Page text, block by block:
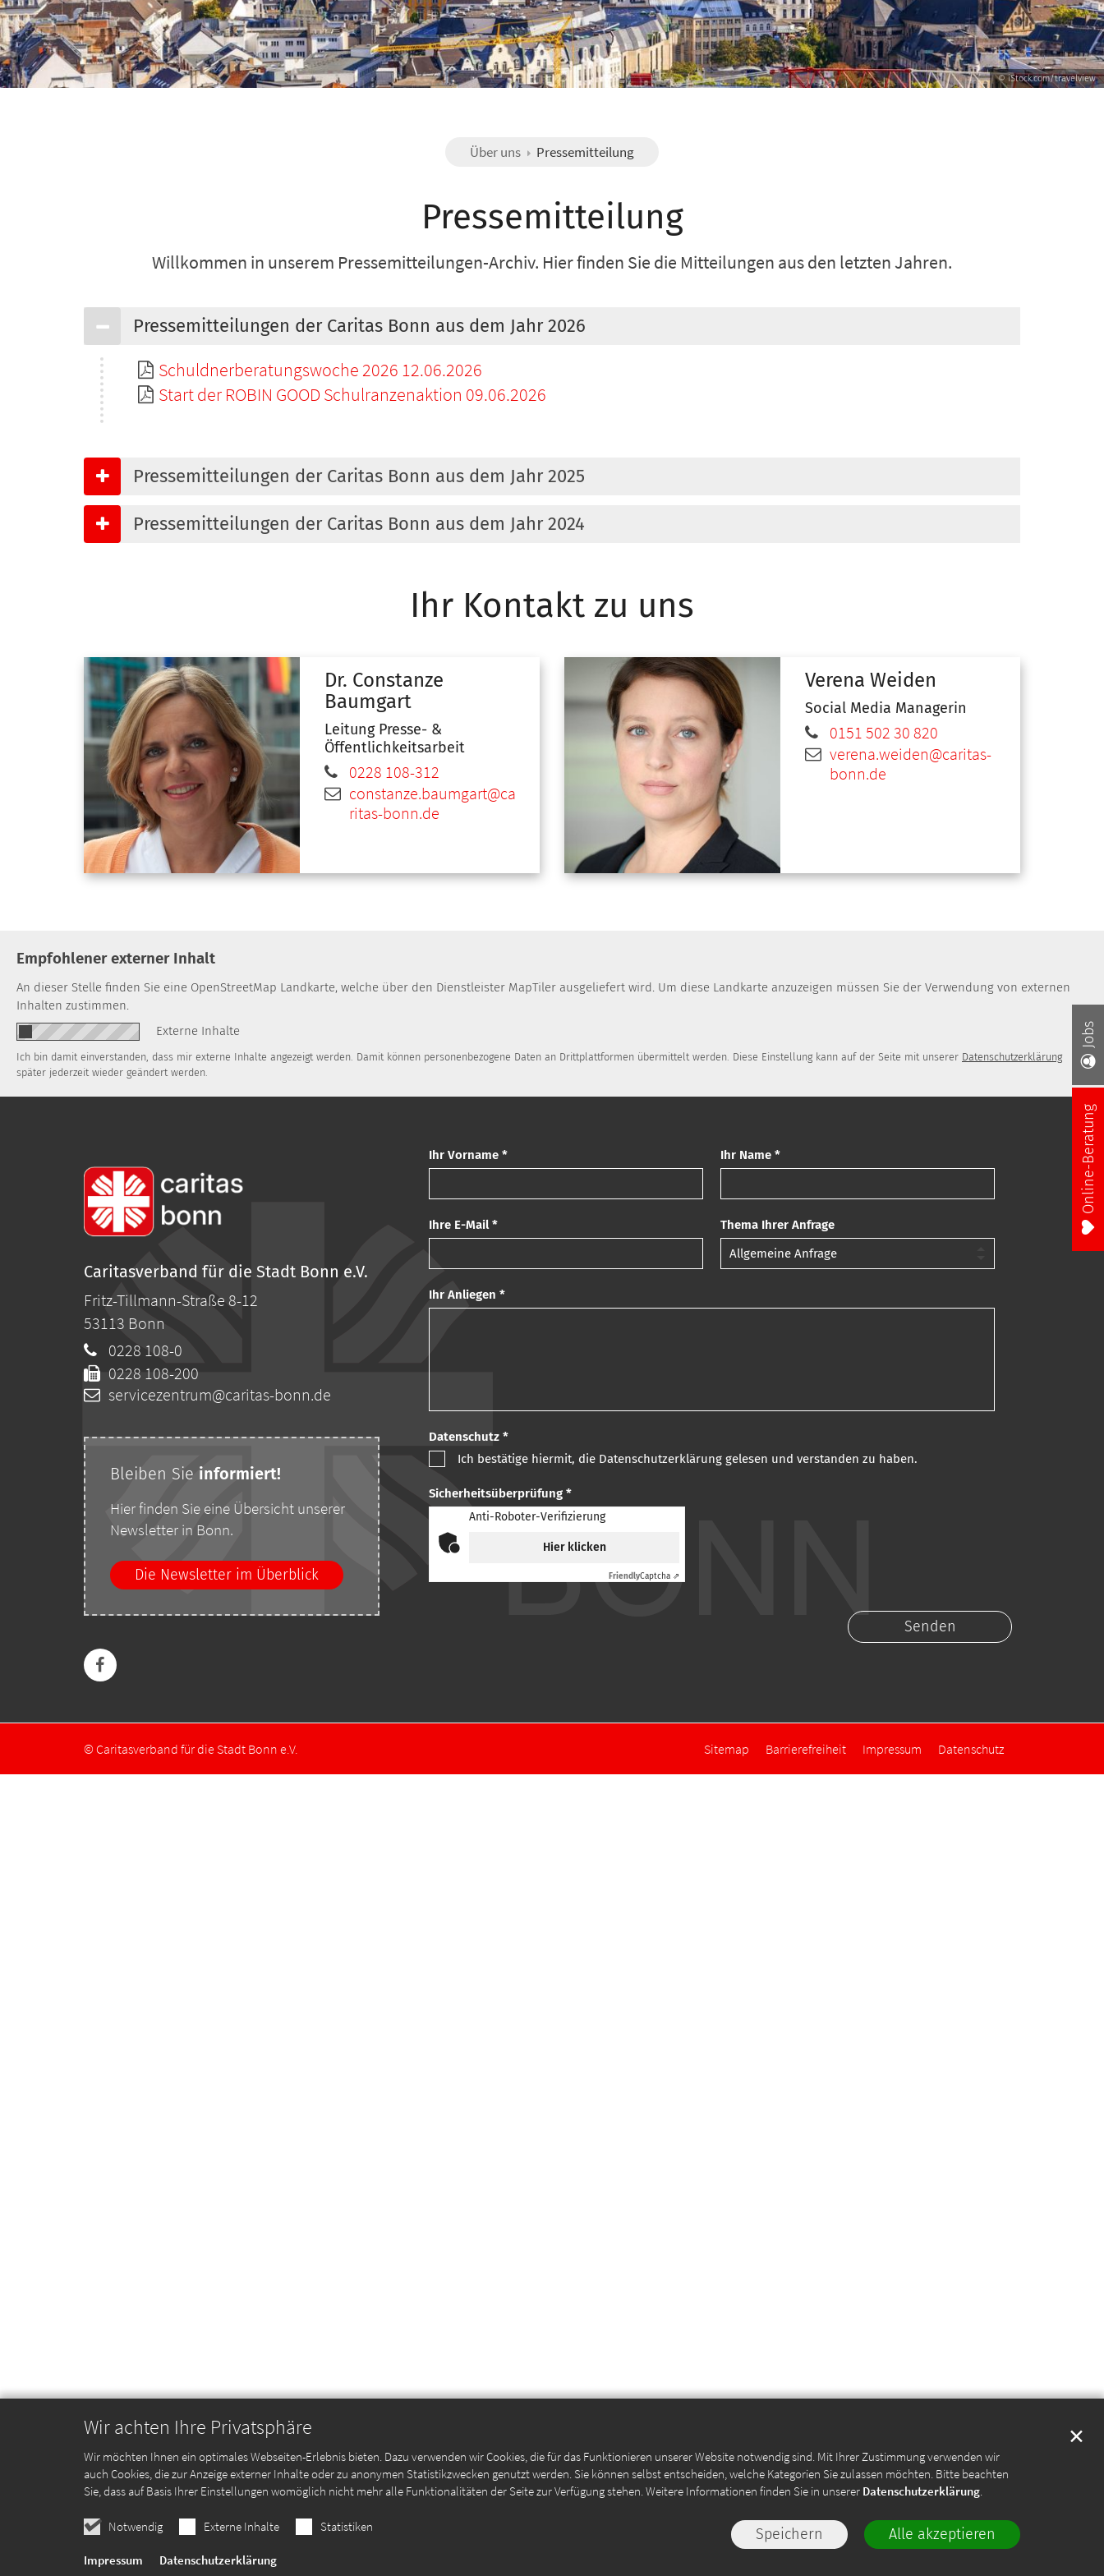
Wir achten Ihre Privatsphäre
Wir möchten Ihnen ein optimales Webseiten-Erlebnis bieten. Dazu verwenden wir Cookies, die für das Funktionieren unserer Website notwendig sind. Mit Ihrer Zustimmung verwenden wir
auch Cookies, die zur Anzeige externer Inhalte oder zu anonymen Statistikzwecken genutzt werden. Sie können selbst entscheiden, welche Kategorien Sie zulassen möchten. Bitte beachten
Sie, dass auf Basis Ihrer Einstellungen womöglich nicht mehr alle Funktionalitäten der Seite zur Verfügung stehen. Weitere Informationen finden Sie in unserer Datenschutzerklärung.
Notwendig Externe Inhalte Statistiken Speichern Alle akzeptieren
✕
Impressum Datenschutzerklärung
© iStock.com/travelview
Über uns Pressemitteilung
Pressemitteilung
Willkommen in unserem Pressemitteilungen-Archiv. Hier finden Sie die Mitteilungen aus den letzten Jahren.
Pressemitteilungen der Caritas Bonn aus dem Jahr 2026
Schuldnerberatungswoche 2026 12.06.2026
Start der ROBIN GOOD Schulranzenaktion 09.06.2026
Pressemitteilungen der Caritas Bonn aus dem Jahr 2025
Pressemitteilungen der Caritas Bonn aus dem Jahr 2024
Ihr Kontakt zu uns
Dr. Constanze
Baumgart
Leitung Presse- &
Öffentlichkeitsarbeit
0228 108-312
constanze.baumgart@ca
ritas-bonn.de
Verena Weiden
Social Media Managerin
0151 502 30 820
verena.weiden@caritas-
bonn.de
Empfohlener externer Inhalt
An dieser Stelle finden Sie eine OpenStreetMap Landkarte, welche über den Dienstleister MapTiler ausgeliefert wird. Um diese Landkarte anzuzeigen müssen Sie der Verwendung von externen
Inhalten zustimmen.
Externe Inhalte
Ich bin damit einverstanden, dass mir externe Inhalte angezeigt werden. Damit können personenbezogene Daten an Drittplattformen übermittelt werden. Diese Einstellung kann auf der Seite mit unserer Datenschutzerklärung
später jederzeit wieder geändert werden.
Ihr Vorname * Ihr Name *
Ihre E-Mail * Thema Ihrer Anfrage
Ihr Anliegen *
Datenschutz *
Ich bestätige hiermit, die Datenschutzerklärung gelesen und verstanden zu haben.
Sicherheitsüberprüfung *
Anti-Roboter-Verifizierung
Hier klicken
FriendlyCaptcha ⇗
Online-Beratung
Jobs
Caritasverband für die Stadt Bonn e.V.
Fritz-Tillmann-Straße 8-12
53113 Bonn
0228 108-0
0228 108-200
servicezentrum@caritas-bonn.de
Bleiben Sie informiert!
Hier finden Sie eine Übersicht unserer
Newsletter in Bonn.
Die Newsletter im Überblick
© Caritasverband für die Stadt Bonn e.V. Sitemap Barrierefreiheit Impressum Datenschutz